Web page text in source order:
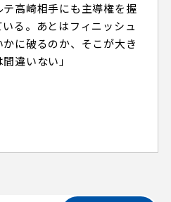
高崎相手にも主導権を握
る。あとはフィニッシュ
に破るのか、そこが大き
違いない」